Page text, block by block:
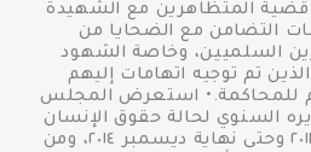
قضية المتظاهرين مع الشهيدة
التضامن مع الضحايا من
السلميين، وخاصة الشهود
تم توجيه اتهامات إليهم
للمحاكمة.• استعرض المجلس
السنوي لحالة حقوق الإنسان
في مصر منذ ٣٠ يونيو ٢٠١٣ وحتى نهاية ديسمبر ٢٠١٤، ومن